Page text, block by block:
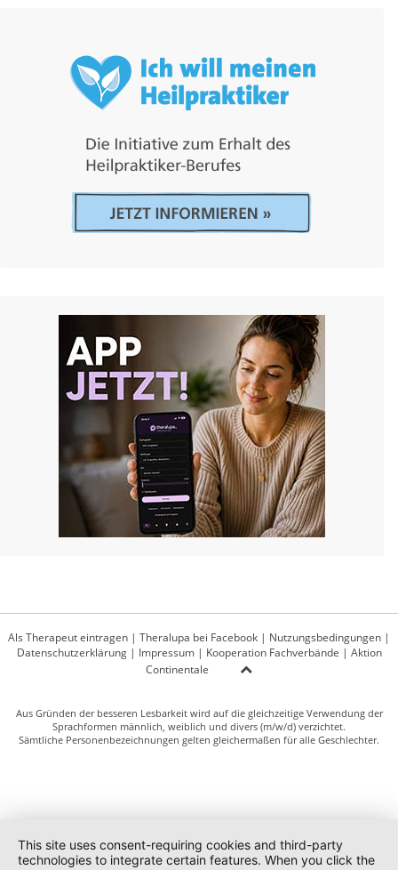
Als Therapeut eintragen | Theralupa bei Facebook | Nutzungsbedingungen |
Datenschutzerklärung| Impressum| Kooperation Fachverbände | Aktion
Continentale
Aus Gründen der besseren Lesbarkeit wird auf die gleichzeitige Verwendung der
Sprachformen männlich, weiblich und divers (m/w/d) verzichtet.
Sämtliche Personenbezeichnungen gelten gleichermaßen für alle Geschlechter.
This site uses consent-requiring cookies and third-party
technologies to integrate certain features. When you click the